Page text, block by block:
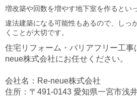
増改築や回数を増やす地下室を作るとい
違法建築になる可能性もあるので、しっ
くことが大切です。
住宅リフォーム・バリアフリー工
neue株式会社にお任せください。
会社名：Re-neue株式会社
住所：〒491-0143 愛知県一宮市浅